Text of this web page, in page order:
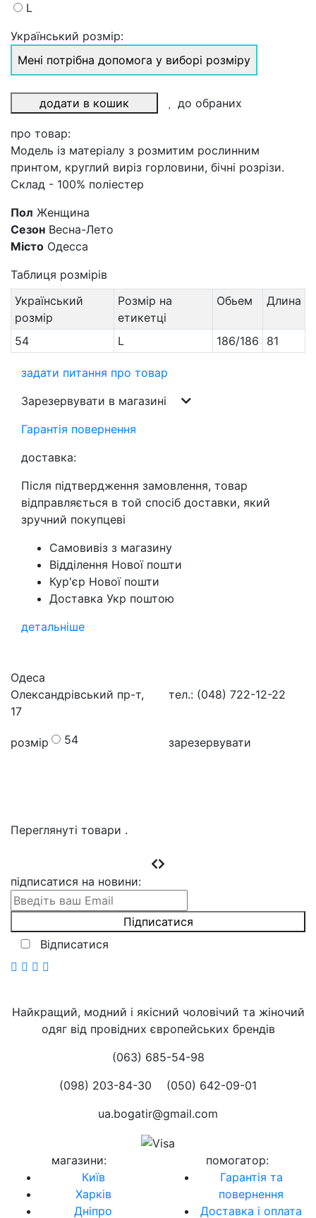
L
Український розмір:
Мені потрібна допомога у виборі розміру
додати в кошик до обраних
про товар:
Модель із матеріалу з розмитим рослинним
принтом, круглий виріз горловини, бічні розрізи.
Склад - 100% поліестер
Пол Женщина
Сезон Весна-Лето
Місто Одесса
Таблиця розмірів
Український
розмір
Розмір на
етикетці
Обьем Длина
54 L 186/186 81
задати питання про товар
Зарезервувати в магазині
Гарантія повернення
доставка:
Після підтвердження замовлення, товар
відправляється в той спосіб доставки, який
зручний покупцеві
Самовивіз з магазину
Відділення Нової пошти
Кур'єр Нової пошти
Доставка Укр поштою
детальніше
Одеса
Олександрівський пр-т,
17
тел.: (048) 722-12-22
розмір 54 зарезервувати
Переглянуті товари .
підписатися на новини:
Відписатися
Найкращий, модний і якісний чоловічий та жіночий
одяг від провідних європейських брендів
(063) 685-54-98
(098) 203-84-30
(050) 642-09-01
ua.bogatir@gmail.com
магазини:
Київ
Харків
Дніпро
помогатор:
Гарантія та
повернення
Доставка і оплата